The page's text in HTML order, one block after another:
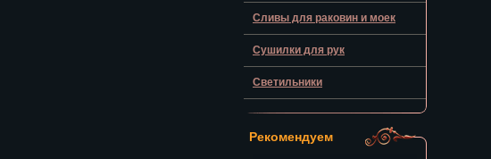
Сливы для раковин и моек
Сушилки для рук
Светильники
Рекомендуем